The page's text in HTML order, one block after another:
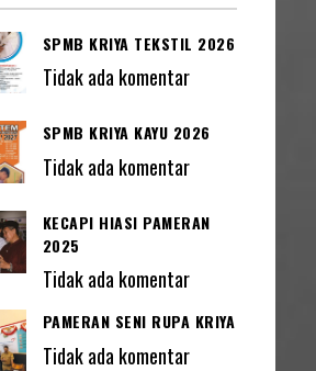
SPMB KRIYA TEKSTIL 2026
Tidak ada komentar
SPMB KRIYA KAYU 2026
Tidak ada komentar
KECAPI HIASI PAMERAN
2025
Tidak ada komentar
PAMERAN SENI RUPA KRIYA
Tidak ada komentar